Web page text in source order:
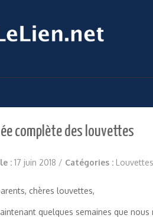
complète des louvettes
: 17 juin 2018 / Catégories : Louvettes
chères louvettes,
quelques semaines que